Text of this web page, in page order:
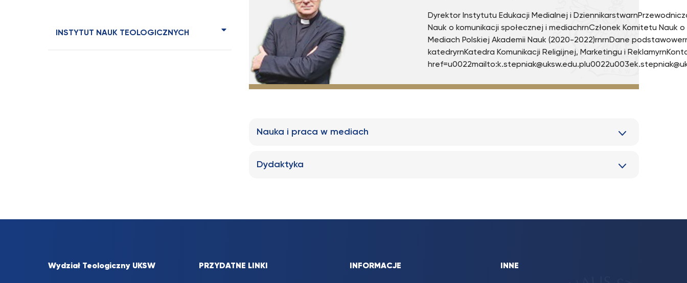
INSTYTUT NAUK TEOLOGICZNYCH
Dyrektor Instytutu Edukacji Medialnej i
Nauk o komunikacji społecznej i mediachrnCzłonek Komitetu Nauk
Mediach Polskiej Akademii Nauk (2020-2022)rnrnDane
katedryrnKatedra Komunikacji Religijnej, Marketingu i
Nauka i praca w mediach
Dydaktyka
Wydział Teologiczny UKSW PRZYDATNE LINKI INFORMACJE INNE